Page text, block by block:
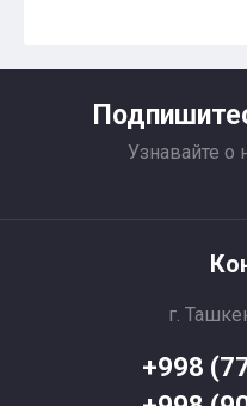
Узнавайте о
г.
+998